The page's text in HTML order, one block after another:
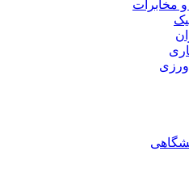
مخابرات